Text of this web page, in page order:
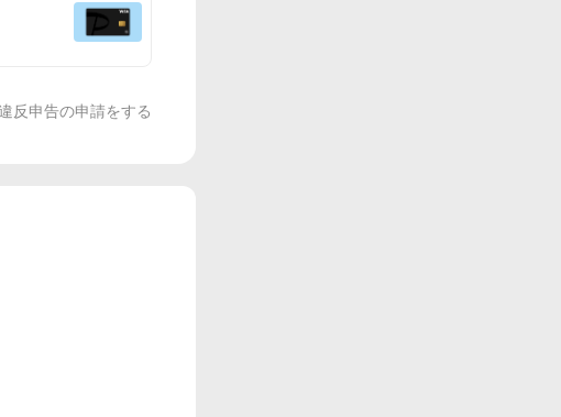
反申告の申請をする